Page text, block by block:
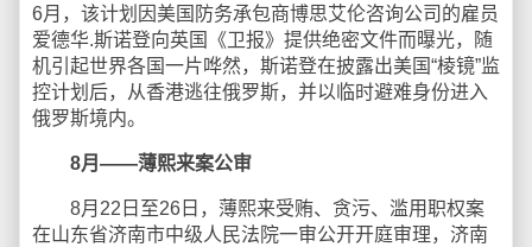
6月，该计划因美国防务承包商博思艾伦咨询公司的雇员
爱德华.斯诺登向英国《卫报》提供绝密文件而曝光，随
机引起世界各国一片哗然，斯诺登在披露出美国“棱镜”监
控计划后，从香港逃往俄罗斯，并以临时避难身份进入
俄罗斯境内。
8月——薄熙来案公审
8月22日至26日，薄熙来受贿、贪污、滥用职权案
在山东省济南市中级人民法院一审公开开庭审理，济南